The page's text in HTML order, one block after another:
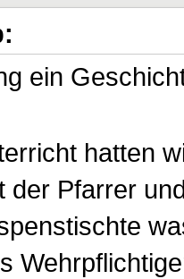
ein
hatten
der Pfarrer